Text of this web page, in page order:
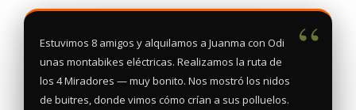
“
Estuvimos 8 amigos y alquilamos a Juanma con Odi
unas montabikes eléctricas. Realizamos la ruta de
los 4 Miradores — muy bonito. Nos mostró los nidos
de buitres, donde vimos cómo crían a sus polluelos.